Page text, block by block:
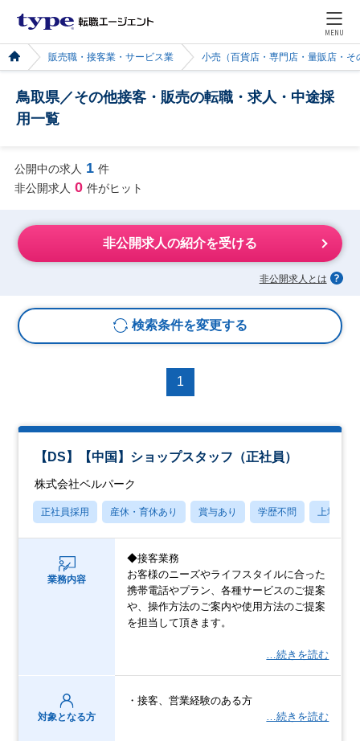
MENU
販売職・接客業・サービス業 小売（百貨店・専門店・量販店・そ
鳥取県／その他接客・販売の転職・求人・中途採
用一覧
公開中の求人 1 件
非公開求人 0 件がヒット
非公開求人の紹介を受ける
非公開求人とは
検索条件を変更する
1
【DS】【中国】ショップスタッフ（正社員）
株式会社ベルパーク
正社員採用 産休・育休あり 賞与あり 学歴不問 上場企業
業務内容
◆接客業務
お客様のニーズやライフスタイルに合った
携帯電話やプラン、各種サービスのご提案
や、操作方法のご案内や使用方法のご提案
を担当して頂きます。
…続きを読む
対象となる方
・接客、営業経験のある方
…続きを読む